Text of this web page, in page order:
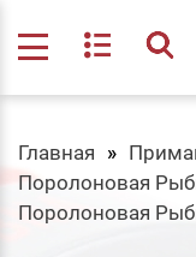
Главная
Поролоновая